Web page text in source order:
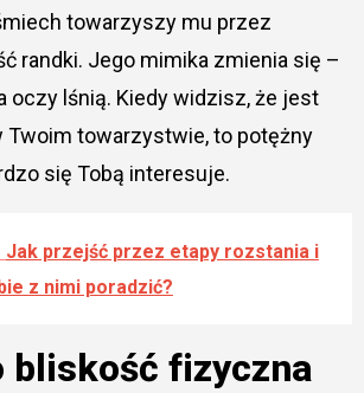
towarzyszy mu przez
randki. Jego mimika zmienia się –
oczy lśnią. Kiedy widzisz, że jest
towarzystwie, to potężny
się Tobą interesuje.
Jak przejść przez etapy rozstania i
z nimi poradzić?
bliskość fizyczna